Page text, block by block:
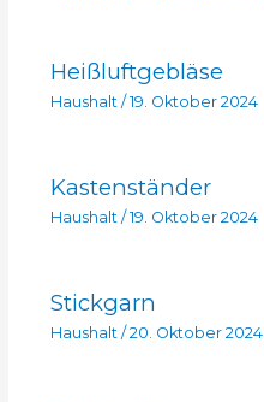
Heißluftgebläse
Haushalt/ 19. Oktober 2024
Kastenständer
Haushalt/ 19. Oktober 2024
Stickgarn
Haushalt/ 20. Oktober 2024